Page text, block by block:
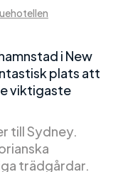
i New
plats att
viktigaste
till Sydney.
trädgårdar.